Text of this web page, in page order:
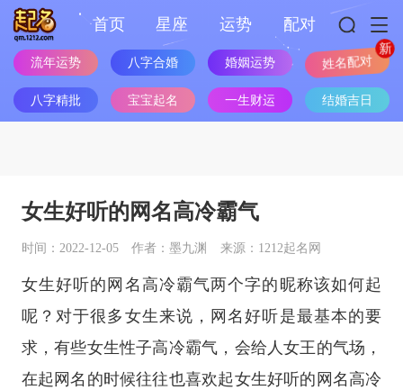
首页 星座 运势 配对
流年运势 八字合婚 婚姻运势 姓名配对
八字精批 宝宝起名 一生财运 结婚吉日
女生好听的网名高冷霸气
时间：2022-12-05 作者：墨九渊 来源：1212起名网
女生好听的网名高冷霸气两个字的昵称该如何起
呢？对于很多女生来说，网名好听是最基本的要
求，有些女生性子高冷霸气，会给人女王的气场，
在起网名的时候往往也喜欢起女生好听的网名高冷